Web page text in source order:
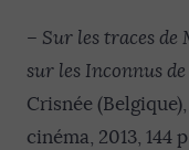
– Sur les traces
sur les Inconnus
Crisnée
cinéma, 2013, 144